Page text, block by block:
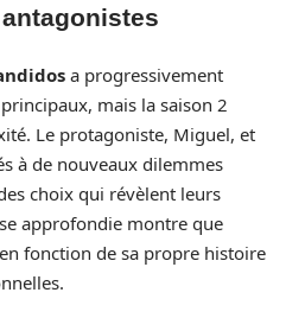
a progressivement
mais la saison 2
Le protagoniste, Miguel, et
à de nouveaux dilemmes
choix qui révèlent leurs
approfondie montre que
fonction de sa propre histoire